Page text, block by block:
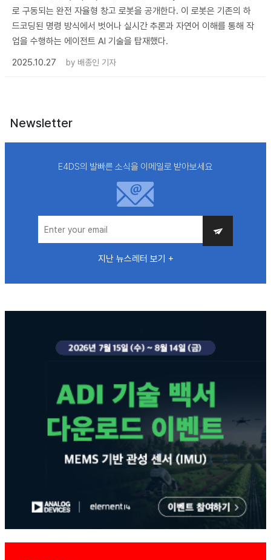
로 구동되는 완전 자율형 창고 로봇을 공개한다. 이 로봇은 기존의 하
드코딩된 명령 방식에서 벗어나 실시간 추론과 자연어 이해를 통해 작
업을 수행하는 에이전트 AI 기술을 탑재했다.
2025.10.27
by 배종인 기자
Newsletter
E4DS의 발빠른 소식을 이메일로 받아보세요
지난 뉴스레터 보기 +